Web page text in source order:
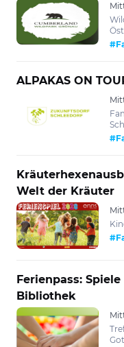
ALPAKAS ON
Welt der Kräuter
Ferienpass:
Bibliothek